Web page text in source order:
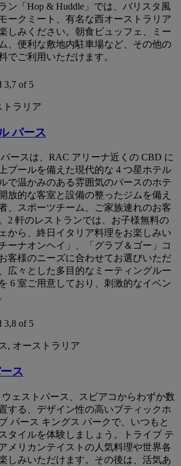
ン「Hop & Huddle」では、バリスタ風
ークミート、有名な西オーストラリア
しみください。朝食ビュッフェ、ミー
、便利な敷地内駐車場など、その他の
でご利用いただけます。
3,7 of 5
トラリア
パース
ースは、RAC アリーナ近くの CBD に
プールを備えた現代的な 4 つ星ホテル
で温かみのある雰囲気のパースのホテ
放的な客室と設備の整ったジムを備え
、スポーツチーム、ご家族連れのお客
2 軒のレストランでは、お子様無料の
から、終日イタリア料理をお楽しみい
ーナオンヘイ」、「グラブ＆ゴー」コ
客様のニーズに合わせてお選びいただ
広々とした多目的なミーティングルー
6 室ご用意しており、刺激的なイベン
3,8 of 5
, オーストラリア
ス
ェストパース、スビアコからわずか数
する、デザイン性の高いブティックホ
パース キングス パークで、いつもと
タイルを体験しましょう。トライブ テ
メリカンテイストの人気料理や世界各
しみいただけます。その後は、活気あ